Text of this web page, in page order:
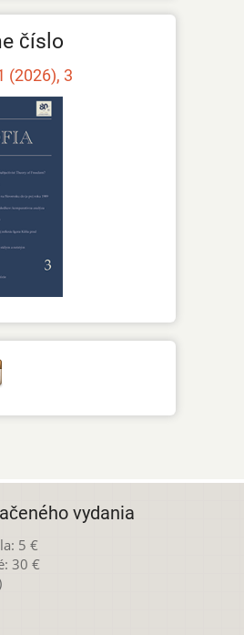
číslo
(2026), 3
vydania
5 €
30 €